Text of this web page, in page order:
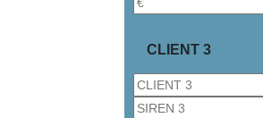
CLIENT 3